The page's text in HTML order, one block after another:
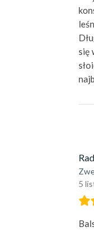
się
5